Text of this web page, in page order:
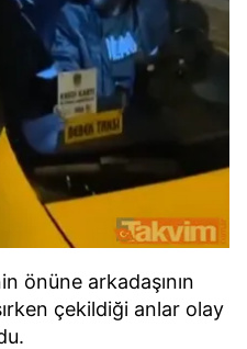
önüne arkadaşının
çekildiği anlar olay